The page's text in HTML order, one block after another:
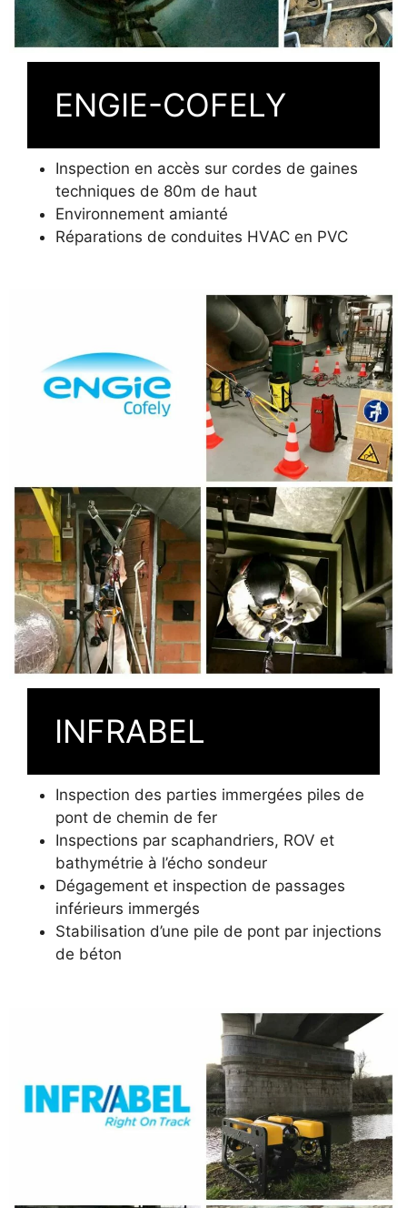
ENGIE-COFELY
Inspection en accès sur cordes de gaines
techniques de 80m de haut
Environnement amianté
Réparations de conduites HVAC en PVC
INFRABEL
Inspection des parties immergées piles de
pont de chemin de fer
Inspections par scaphandriers, ROV et
bathymétrie à l’écho sondeur
Dégagement et inspection de passages
inférieurs immergés
Stabilisation d’une pile de pont par injections
de béton